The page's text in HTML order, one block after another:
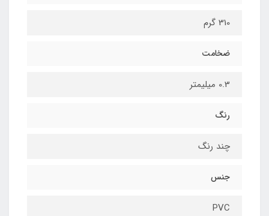
310 گرم
ضخامت
0.3 میلیمتر
رنگ
چند رنگ
جنس
PVC